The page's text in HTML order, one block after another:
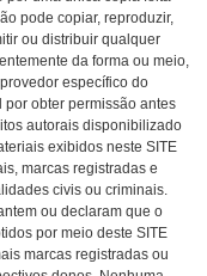
pode copiar, reproduzir,
ou distribuir qualquer
da forma ou meio,
específico do
por obter permissão antes
autorais disponibilizado
exibidos neste SITE
marcas registradas e
civis ou criminais.
ou declaram que o
por meio deste SITE
marcas registradas ou